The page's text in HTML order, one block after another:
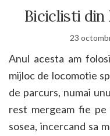
Biciclisti din
23
Anul acesta am
mijloc de locomotie
de parcurs, numai
rest mergeam fie
sosea, incercand sa